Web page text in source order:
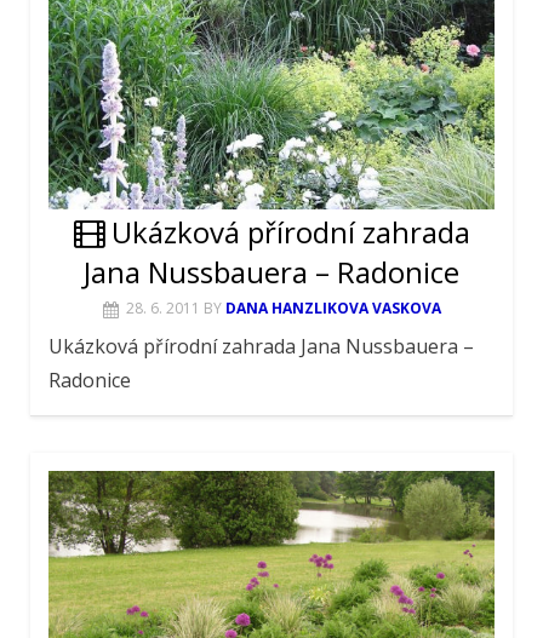
Ukázková přírodní zahrada
Jana Nussbauera – Radonice
28. 6. 2011 BY DANA HANZLIKOVA VASKOVA
Ukázková přírodní zahrada Jana Nussbauera –
Radonice